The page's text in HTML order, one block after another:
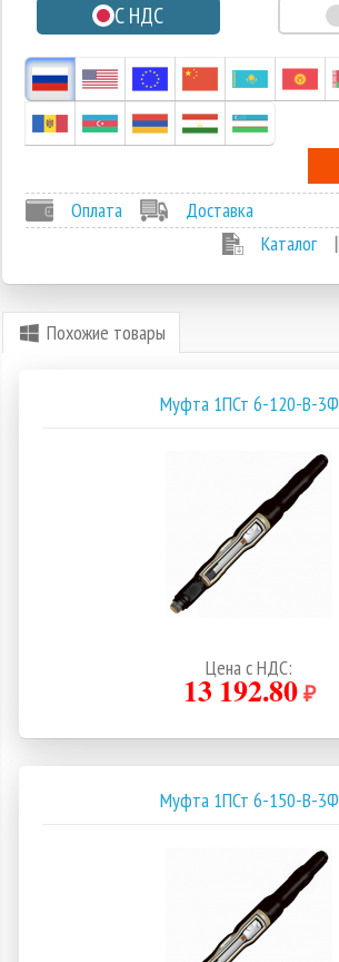
-1
С НДС
Оплата
Доставка
Каталог
Похожие товары
Муфта 1ПСт 6-120-В-3Ф
Цена с НДС:
13 192.80₽
Муфта 1ПСт 6-150-В-3Ф